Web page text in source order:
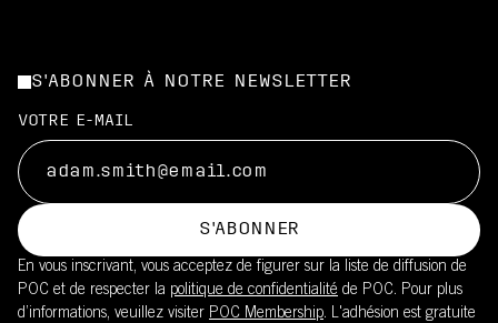
S'ABONNER À NOTRE NEWSLETTER
VOTRE E-MAIL
S'ABONNER
En vous inscrivant, vous acceptez de figurer sur la liste de diffusion de
POC et de respecter la politique de confidentialité de POC. Pour plus
d’informations, veuillez visiter POC Membership. L'adhésion est gratuite